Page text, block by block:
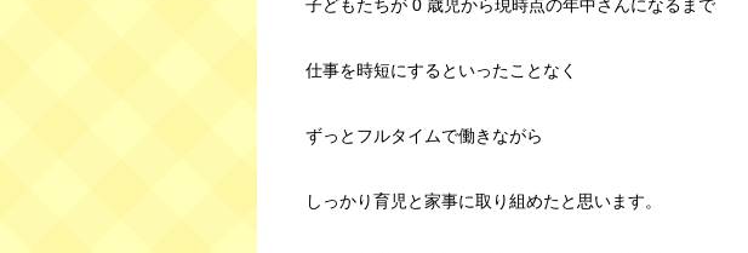
子どもたちが 0 歳児から現時点の年中さんになるまで
仕事を時短にするといったことなく
ずっとフルタイムで働きながら
しっかり育児と家事に取り組めたと思います。